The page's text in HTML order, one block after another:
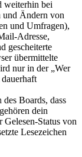
weiterhin bei
und Ändern von
und Umfragen),
Adresse,
gescheiterte
übermittelte
nur in der „Wer
Boards, dass
dein
Status von
Lesezeichen